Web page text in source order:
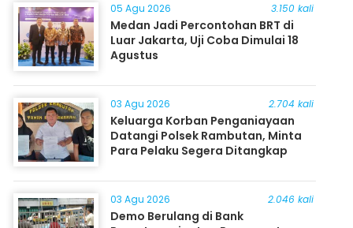
05 Agu 2026 3.150 kali
Medan Jadi Percontohan BRT di
Luar Jakarta, Uji Coba Dimulai 18
Agustus
03 Agu 2026 2.704 kali
Keluarga Korban Penganiayaan
Datangi Polsek Rambutan, Minta
Para Pelaku Segera Ditangkap
03 Agu 2026 2.046 kali
Demo Berulang di Bank